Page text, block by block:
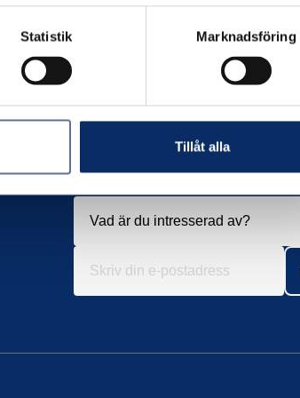
Statistik Marknadsföring
Tillåt alla